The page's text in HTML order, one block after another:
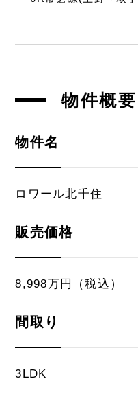
物件概要
物件名
ロワール北千住
販売価格
8,998万円（税込）
間取り
3LDK